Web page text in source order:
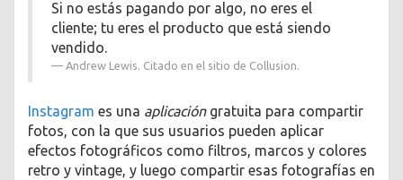
Si no estás pagando por algo, no eres el
cliente; tu eres el producto que está siendo
vendido.
Andrew Lewis. Citado en el sitio de Collusion.
Instagram es una aplicacióngratuita para compartir
fotos, con la que sus usuarios pueden aplicar
efectos fotográficos como filtros, marcos y colores
retro y vintage, y luego compartir esas fotografías en